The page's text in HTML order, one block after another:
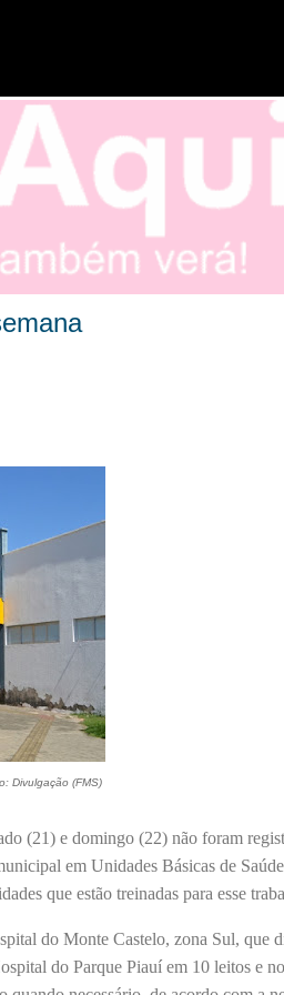
Divulgação (FMS)
(21) e domingo (22) não foram
em Unidades Básicas de
que estão treinadas para esse
do Monte Castelo, zona Sul, que
do Parque Piauí em 10 leitos e